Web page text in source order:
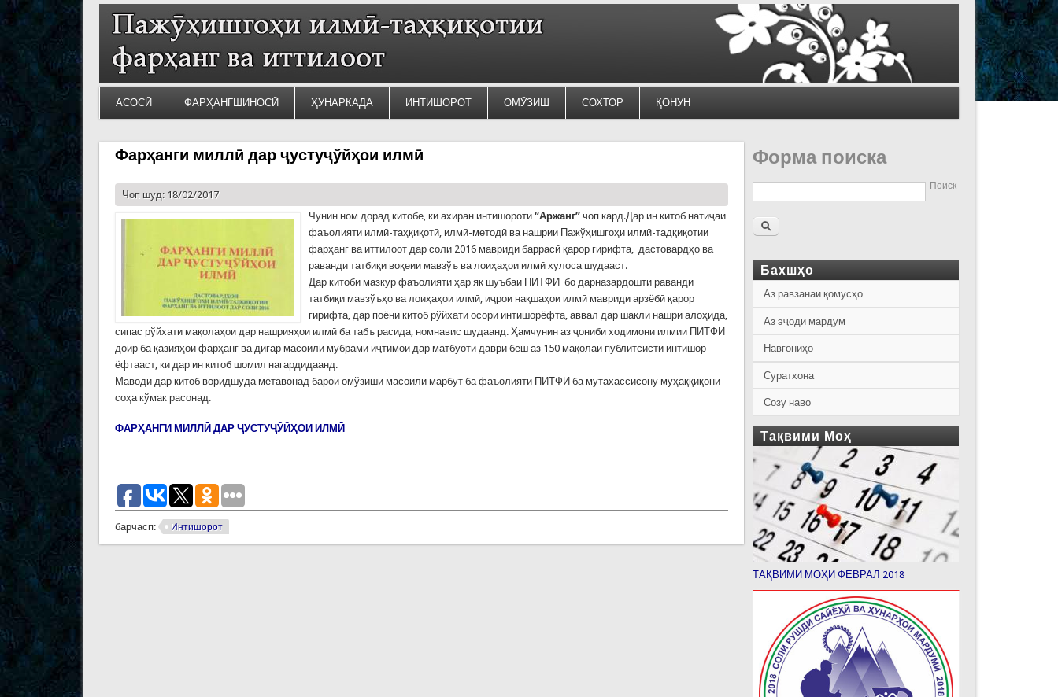
АСОСӢ ФАРҲАНГШИНОСӢ ҲУНАРКАДА ИНТИШОРОТ ОМӮЗИШ СОХТОР ҚОНУН
Фарҳанги миллӣ дар ҷустуҷўйҳои илмӣ
Чоп шуд: 18/02/2017
Чунин ном дорад китобе, ки ахиран интишороти “Аржанг”чоп кард.Дар ин китоб натиҷаи
фаъолияти илмӣ-таҳқиқотӣ, илмӣ-методӣ ва нашрии Пажўҳишгоҳи илмӣ-тадқиқотии
фарҳанг ва иттилоот дар соли 2016 мавриди баррасӣ қарор гирифта, дастовардҳо ва
раванди татбиқи воқеии мавзўъ ва лоиҳаҳои илмӣ хулоса шудааст.
Дар китоби мазкур фаъолияти ҳар як шуъбаи ПИТФИ бо дарназардошти раванди
татбиқи мавзўъҳо ва лоиҳаҳои илмӣ, иҷрои нақшаҳои илмӣ мавриди арзёбӣ қарор
гирифта, дар поёни китоб рўйхати осори интишорёфта, аввал дар шакли нашри алоҳида,
сипас рўйхати мақолаҳои дар нашрияҳои илмӣ ба табъ расида, номнавис шудаанд. Ҳамчунин аз ҷониби ходимони илмии ПИТФИ
доир ба қазияҳои фарҳанг ва дигар масоили мубрами иҷтимоӣ дар матбуоти даврӣ беш аз 150 мақолаи публитсистӣ интишор
ёфтааст, ки дар ин китоб шомил нагардидаанд.
Маводи дар китоб воридшуда метавонад барои омўзиши масоили марбут ба фаъолияти ПИТФИ ба мутахассисону муҳаққиқони
соҳа кўмак расонад.
ФАРҲАНГИ МИЛЛӢ ДАР ҶУСТУҶЎЙҲОИ ИЛМӢ
барчасп: Интишорот
Форма поиска
Поиск
Бахшҳо
Аз равзанаи қомусҳо
Аз эҷоди мардум
Навгониҳо
Суратхона
Созу наво
Тақвими Моҳ
ТАҚВИМИ МОҲИ ФЕВРАЛ 2018